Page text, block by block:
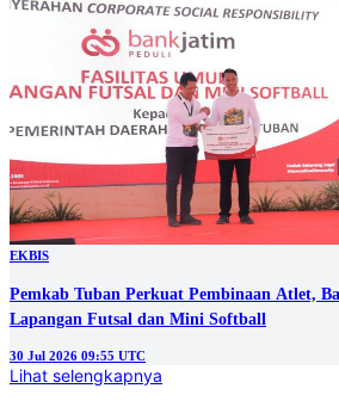
EKBIS
Pemkab Tuban Perkuat Pembinaan Atlet,
Lapangan Futsal dan Mini Softball
30 Jul 2026 09:55 UTC
Lihat selengkapnya